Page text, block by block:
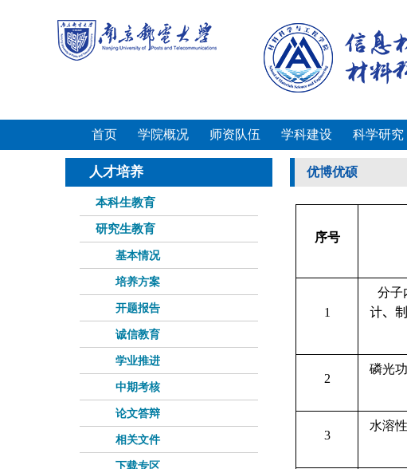
首页 学院概况 师资队伍 学科建设 科学研究
人才培养
本科生教育
研究生教育
基本情况
培养方案
开题报告
诚信教育
学业推进
中期考核
论文答辩
相关文件
下载专区
优博优硕
序号
1
分子
计、
2
磷光
3
水溶